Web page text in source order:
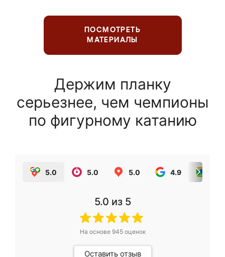
ПОСМОТРЕТЬ
МАТЕРИАЛЫ
Держим планку
серьезнее, чем чемпионы
по фигурному катанию
5.0 5.0 5.0 4.9
5.0 из 5
На основе 945оценок
Оставить отзыв